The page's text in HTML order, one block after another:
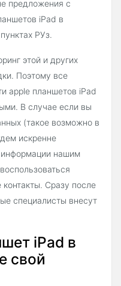
предложения с
iPad в
РУз.
этой и других
Поэтому все
apple планшетов iPad
В случае если вы
(такое возможно в
искренне
информации нашим
Сразу после
специалисты внесут
iPad в
свой